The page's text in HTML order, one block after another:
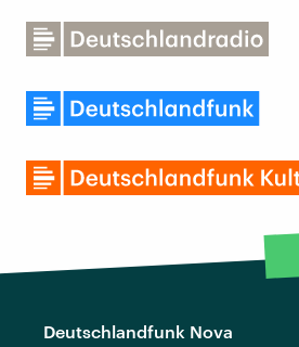
Deutschlandfunk Nova